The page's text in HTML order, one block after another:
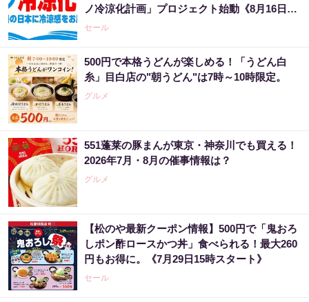
ノ冷涼化計画」プロジェクト始動《8月16日ま
で》
セール
500円で本格うどんが楽しめる！「うどん白
糸」目白店の"朝うどん"は7時～10時限定。
グルメ
551蓬莱の豚まんが東京・神奈川でも買える！
2026年7月・8月の催事情報は？
グルメ
【松のや最新クーポン情報】500円で「鬼おろ
しポン酢ロースかつ丼」食べられる！最大260
円もお得に。《7月29日15時スタート》
セール